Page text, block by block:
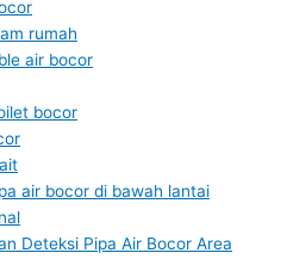
rumah
air bocor
bocor
air bocor di bawah lantai
Deteksi Pipa Air Bocor Area